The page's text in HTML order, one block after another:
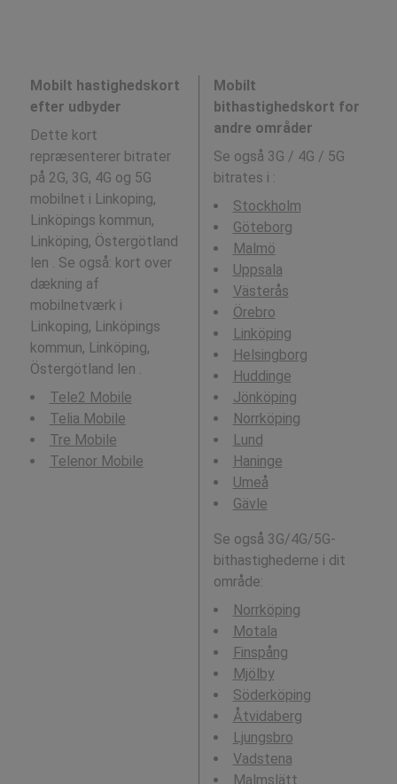
Mobilt hastighedskort
efter udbyder
Dette kort
repræsenterer bitrater
på 2G, 3G, 4G og 5G
mobilnet i Linkoping,
Linköpings kommun,
Linköping, Östergötland
len . Se også: kort over
dækning af
mobilnetværk i
Linkoping, Linköpings
kommun, Linköping,
Östergötland len .
Tele2 Mobile
Telia Mobile
Tre Mobile
Telenor Mobile
Mobilt
bithastighedskort for
andre områder
Se også 3G / 4G / 5G
bitrates i :
Stockholm
Göteborg
Malmö
Uppsala
Västerås
Örebro
Linköping
Helsingborg
Huddinge
Jönköping
Norrköping
Lund
Haninge
Umeå
Gävle
Se også 3G/4G/5G-
bithastighederne i dit
område:
Norrköping
Motala
Finspång
Mjölby
Söderköping
Åtvidaberg
Ljungsbro
Vadstena
Malmslätt